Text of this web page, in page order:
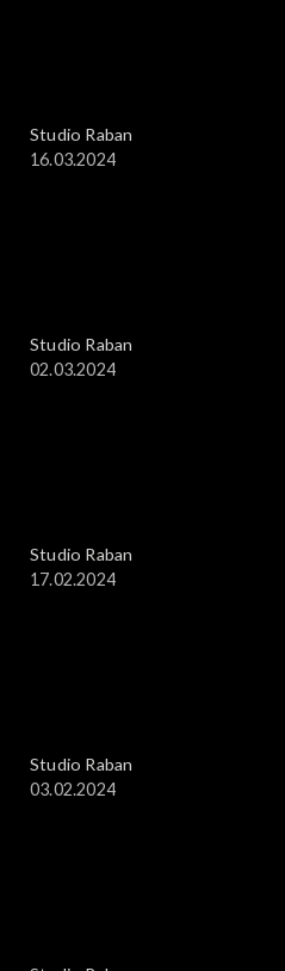
Studio Raban
16.03.2024
Studio Raban
02.03.2024
Studio Raban
17.02.2024
Studio Raban
03.02.2024